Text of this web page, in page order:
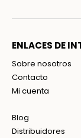
ENLACES DE
Sobre nosotros
Contacto
Mi cuenta
Blog
Distribuidores